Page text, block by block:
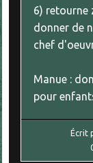
6) retourne
donner de
chef
Manue :
pour
Écrit